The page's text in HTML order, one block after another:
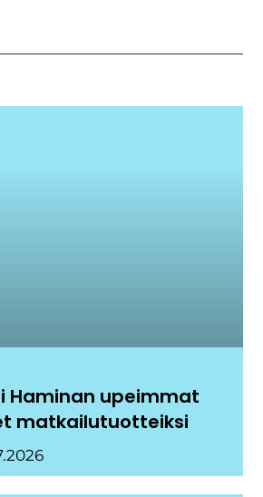
Haminan upeimmat
matkailutuotteiksi